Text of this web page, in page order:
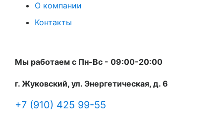
О компании
Контакты
Мы работаем с Пн-Вc - 09:00-20:00
г. Жуковский, ул. Энергетическая, д. 6
+7 (910) 425 99-55